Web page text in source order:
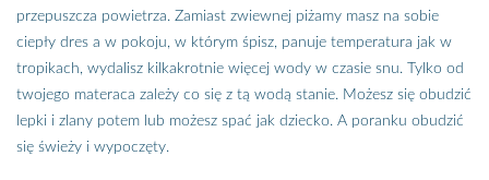
przepuszcza powietrza. Zamiast zwiewnej piżamy masz na sobie
ciepły dres a w pokoju, w którym śpisz, panuje temperatura jak w
tropikach, wydalisz kilkakrotnie więcej wody w czasie snu. Tylko od
twojego materaca zależy co się z tą wodą stanie. Możesz się obudzić
lepki i zlany potem lub możesz spać jak dziecko. A poranku obudzić
się świeży i wypoczęty.